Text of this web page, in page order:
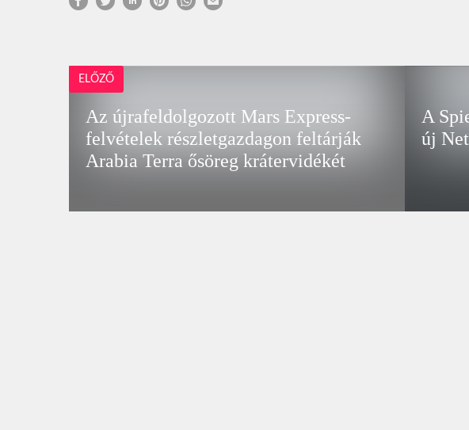
ELŐZŐ
Az újrafeldolgozott Mars Express-
felvételek részletgazdagon feltárják
Arabia Terra ősöreg krátervidékét
A
új